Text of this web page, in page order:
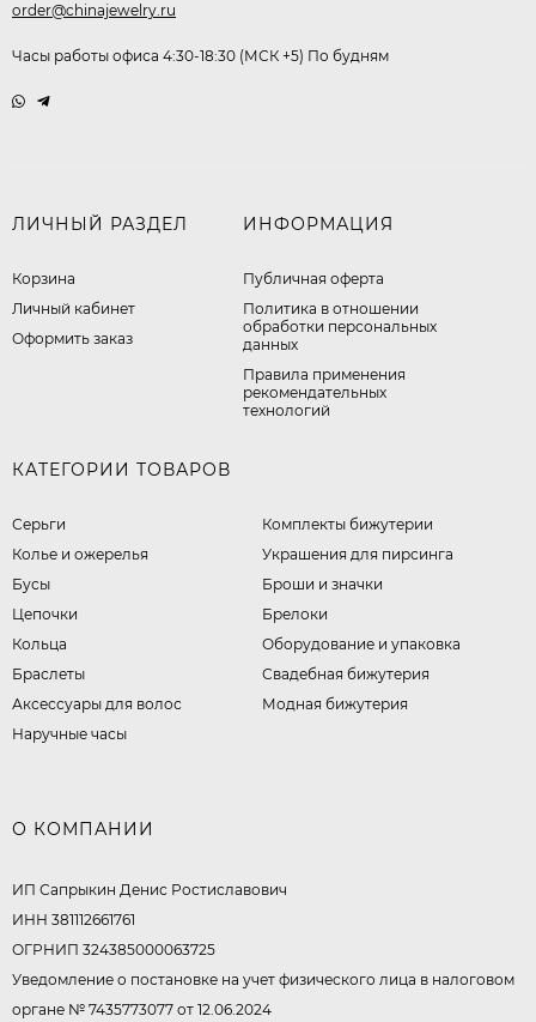
order@chinajewelry.ru
Часы работы офиса 4:30-18:30 (МСК +5) По будням
ЛИЧНЫЙ РАЗДЕЛ
Корзина
Личный кабинет
Оформить заказ
ИНФОРМАЦИЯ
Публичная оферта
​Политика в отношении
обработки персональных
данных
Правила применения
рекомендательных
технологий
КАТЕГОРИИ ТОВАРОВ
Серьги
Колье и ожерелья
Бусы
Цепочки
Кольца
Браслеты
Аксессуары для волос
Наручные часы
Комплекты бижутерии
Украшения для пирсинга
Броши и значки
Брелоки
Оборудование и упаковка
Свадебная бижутерия
Модная бижутерия
О КОМПАНИИ
ИП Сапрыкин Денис Ростиславович
ИНН 381112661761
ОГРНИП 324385000063725
Уведомление о постановке на учет физического лица в налоговом
органе № 7435773077 от 12.06.2024